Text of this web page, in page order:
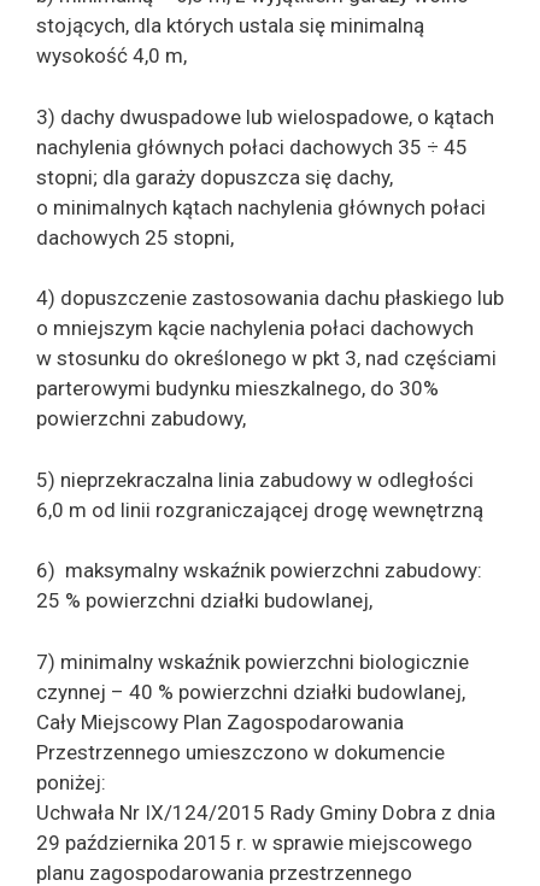
stojących, dla których ustala się minimalną
wysokość 4,0 m,
3) dachy dwuspadowe lub wielospadowe, o kątach
nachylenia głównych połaci dachowych 35 ÷ 45
stopni; dla garaży dopuszcza się dachy,
o minimalnych kątach nachylenia głównych połaci
dachowych 25 stopni,
4) dopuszczenie zastosowania dachu płaskiego lub
o mniejszym kącie nachylenia połaci dachowych
w stosunku do określonego w pkt 3, nad częściami
parterowymi budynku mieszkalnego, do 30%
powierzchni zabudowy,
5) nieprzekraczalna linia zabudowy w odległości
6,0 m od linii rozgraniczającej drogę wewnętrzną
6) maksymalny wskaźnik powierzchni zabudowy:
25 % powierzchni działki budowlanej,
7) minimalny wskaźnik powierzchni biologicznie
czynnej – 40 % powierzchni działki budowlanej,
Cały Miejscowy Plan Zagospodarowania
Przestrzennego umieszczono w dokumencie
poniżej:
Uchwała Nr IX/124/2015 Rady Gminy Dobra z dnia
29 października 2015 r. w sprawie miejscowego
planu zagospodarowania przestrzennego